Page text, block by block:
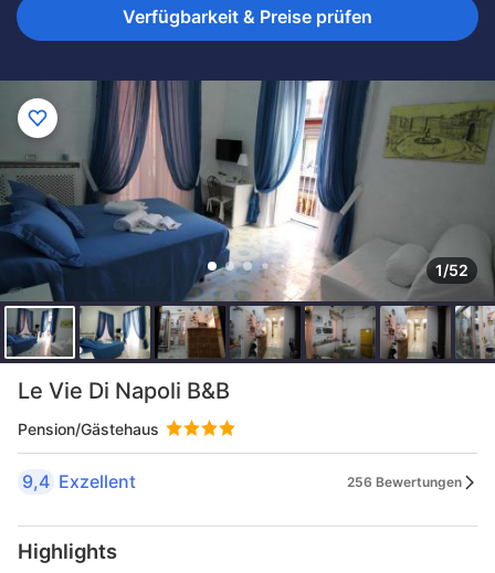
Verfügbarkeit & Preise prüfen
1/52
Le Vie Di Napoli B&B
Pension/Gästehaus
9,4 Exzellent 256 Bewertungen
Highlights